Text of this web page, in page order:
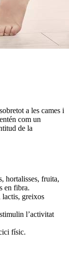
a les cames i
com un
de la
hortalisses, fruita,
en fibra.
lactis, greixos
l’activitat
físic.